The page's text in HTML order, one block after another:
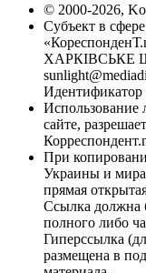
© 2000-2026,
Субъект в
ХАРКІВСЬКЕ
Идентификатор
Использование
сайте,
При
Украины и
прямая
Ссылка должна
полного либо
Гиперссылка
размещена в